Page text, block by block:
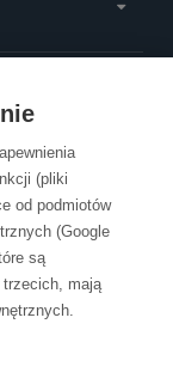
(pliki
od podmiotów
(Google
są
trzecich, mają